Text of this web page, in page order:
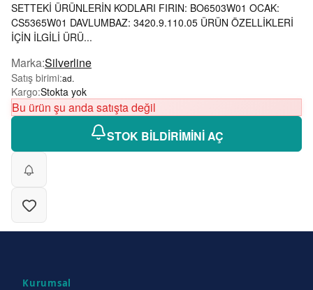
SETTEKİ ÜRÜNLERİN KODLARI FIRIN: BO6503W01 OCAK:
CS5365W01 DAVLUMBAZ: 3420.9.110.05 ÜRÜN ÖZELLİKLERİ
İÇİN İLGİLİ ÜRÜ...
Marka:Silverline
Satış birimi:ad.
Kargo:Stokta yok
Bu ürün şu anda satışta değil
STOK BİLDİRİMİNİ AÇ
Kurumsal